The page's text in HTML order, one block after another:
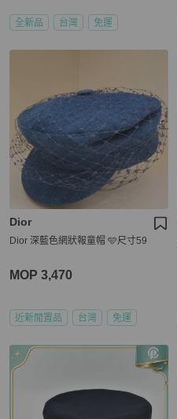
全新品 台灣 免運
Dior
Dior 深藍色網狀報童帽 🩵尺寸59
MOP 3,470
近新閒置品 台灣 免運